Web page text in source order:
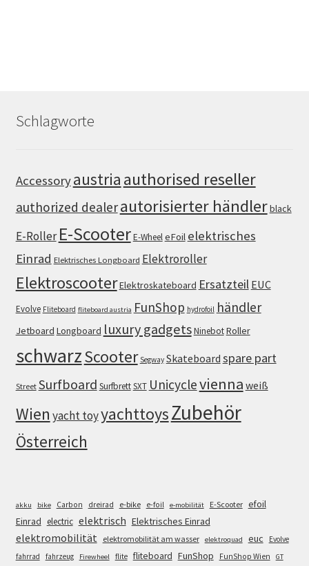
Schlagworte
Accessoryaustria authorised reseller
authorized dealerautorisierter händlerblack
E-Roller E-ScooterE-WheeleFoil elektrisches
Einrad Elektrisches Longboard Elektroroller
ElektroscooterElektroskateboard Ersatzteil EUC
Evolve Fliteboard fliteboard austria FunShop hydrofoil händler
Jetboard Longboard luxury gadgetsNinebotRoller
schwarzScooter Segway Skateboard spare part
Street Surfboard SurfbrettSXT Unicyclevienna weiß
Wien yacht toyyachttoysZubehör
Österreich
akku bike Carbon dreirad e-bike e-foil e-mobilität E-Scooter efoil
Einrad electric elektrisch Elektrisches Einrad
elektromobilität elektromobilität am wasser elektroquad euc
Evolve
fahrrad
fahrzeug Firewheel flite fliteboard FunShop FunShop Wien GT